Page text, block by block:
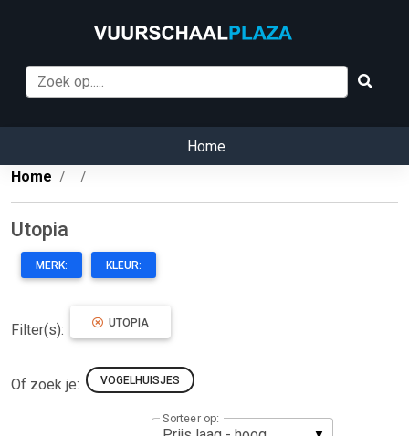
Home
Home
Utopia
MERK: KLEUR:
Filter(s): UTOPIA
Of zoek je: VOGELHUISJES
Sorteer op: